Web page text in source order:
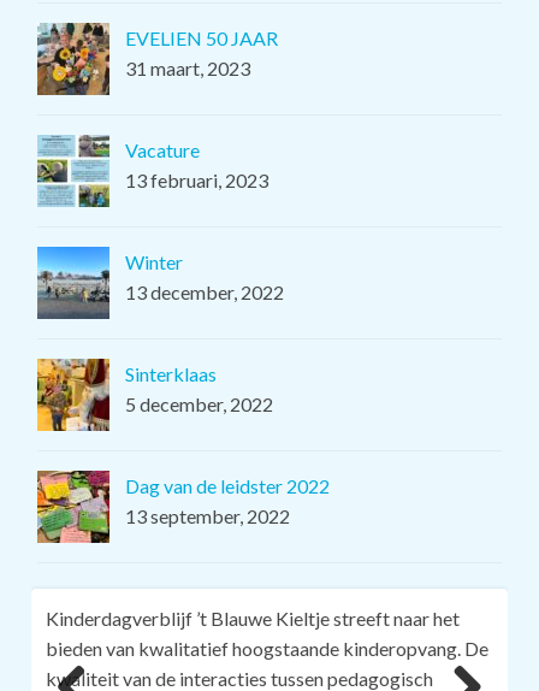
EVELIEN 50 JAAR
31 maart, 2023
Vacature
13 februari, 2023
Winter
13 december, 2022
Sinterklaas
5 december, 2022
Dag van de leidster 2022
13 september, 2022
Kinderdagverblijf ’t Blauwe Kieltje streeft naar het
bieden van kwalitatief hoogstaande kinderopvang. De
kwaliteit van de interacties tussen pedagogisch